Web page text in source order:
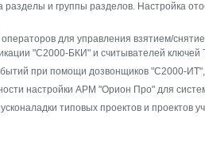
разделы и группы разделов. Настройка
для управления взятием/
"С2000-БКИ" и считывателей ключей
при помощи дозвонщиков "С2000-
настройки АРМ "Орион Про" для
типовых проектов и проектов